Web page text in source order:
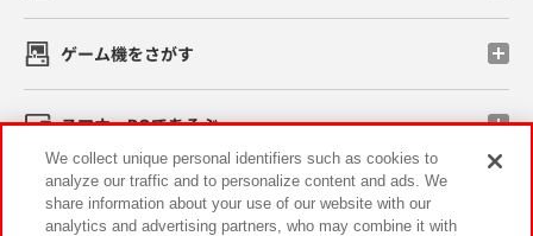
ゲーム機をさがす
スマホ・PCであそぶ
イベント・キャンペーン
We collect unique personal identifiers such as cookies to
analyze our traffic and to personalize content and ads. We
share information about your use of our website with our
analytics and advertising partners, who may combine it with